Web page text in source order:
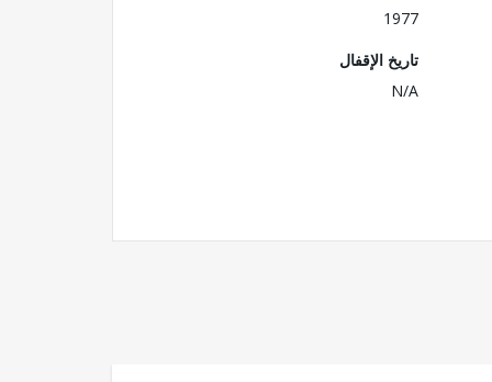
1977
تاريخ الإقفال
N/A